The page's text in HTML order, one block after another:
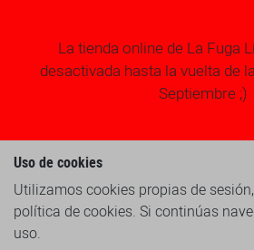
La tienda online de La Fuga
desactivada hasta la vuelta de
Septiembre ;)
Uso de cookies
Utilizamos cookies propias de
política de cookies. Si continúas
uso.